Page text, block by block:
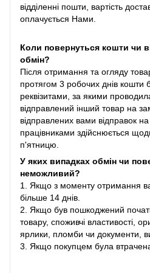
відділенні пошти, вартість
оплачується Нами.
Коли повернуться кошти чи
обмін?
Після отримання та огляду
протягом 3 робочих днів кошти
реквізитами, за якими
відправлений інший товар на
відправлених вами відправок
працівниками здійснюється
п'ятницю.
У яких випадках обмін чи
неможливий?
1. Якщо з моменту отримання
більше 14 днів.
2. Якщо був пошкоджений
товару, споживчі властивості,
ярлики, пломби чи документи,
3. Якщо покупцем була